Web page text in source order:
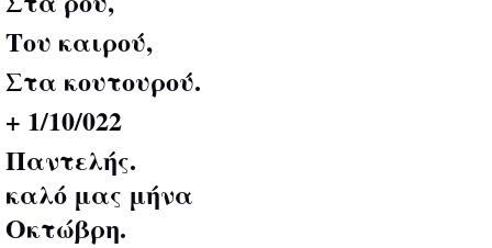
Του καιρού,
Στα κουτουρού.
+ 1/10/022
Παντελής.
καλό μας μήνα
Οκτώβρη.